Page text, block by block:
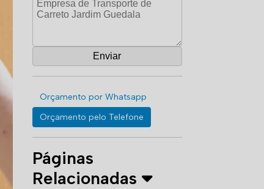
Orçamento por Whatsapp
Orçamento pelo Telefone
Páginas
Relacionadas